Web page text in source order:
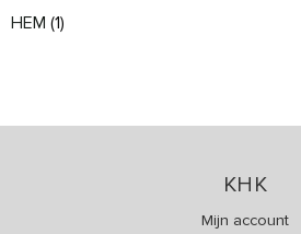
HEM (1)
KHK
Mijn account